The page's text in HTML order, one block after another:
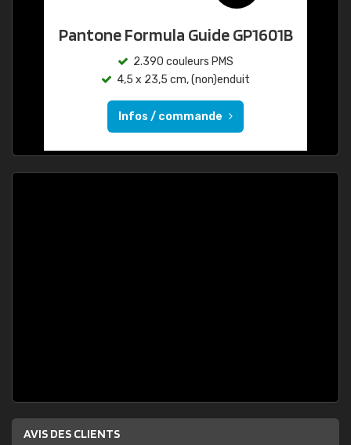
Pantone Formula Guide GP1601B
2.390 couleurs PMS
4,5 x 23,5 cm, (non)enduit
Infos / commande
AVIS DES CLIENTS